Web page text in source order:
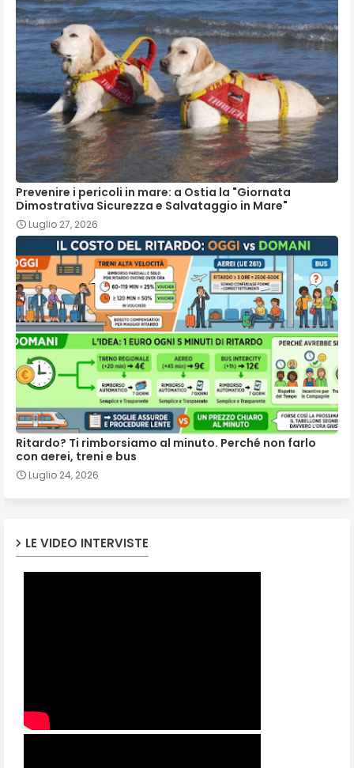
Prevenire i pericoli in mare: a Ostia la "Giornata
Dimostrativa Sicurezza e Salvataggio in Mare"
Luglio 27, 2026
Ritardo? Ti rimborsiamo al minuto. Perché non farlo
con aerei, treni e bus
Luglio 24, 2026
LE VIDEO INTERVISTE